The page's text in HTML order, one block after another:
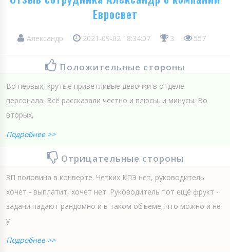
Евросвет
Александр 2021-09-02 18:34:07 3 557
Положительные стороны
Во первых, крутые приветливые девочки в отделе
персонала. Всё рассказали честно и плюсы, и минусы. Во
вторых,
Подробнее >>
Отрицательные стороны
ЗП половина в конверте. Четких КПЭ нет, руководитель
хочет - выплатит, хочет нет. Руководитель тот ещё фрукт -
задачи падают рандомно и в таком объеме, что можно и не
у
Подробнее >>